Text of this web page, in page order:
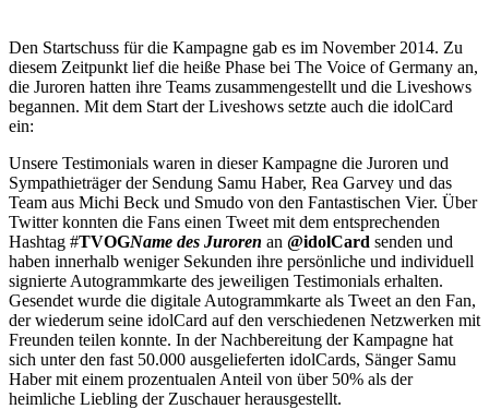
Den Startschuss für die Kampagne gab es im November 2014. Zu
diesem Zeitpunkt lief die heiße Phase bei The Voice of Germany an,
die Juroren hatten ihre Teams zusammengestellt und die Liveshows
begannen. Mit dem Start der Liveshows setzte auch die idolCard
ein:
Unsere Testimonials waren in dieser Kampagne die Juroren und
Sympathieträger der Sendung Samu Haber, Rea Garvey und das
Team aus Michi Beck und Smudo von den Fantastischen Vier. Über
Twitter konnten die Fans einen Tweet mit dem entsprechenden
Hashtag #TVOGName des Juroren an @idolCard senden und
haben innerhalb weniger Sekunden ihre persönliche und individuell
signierte Autogrammkarte des jeweiligen Testimonials erhalten.
Gesendet wurde die digitale Autogrammkarte als Tweet an den Fan,
der wiederum seine idolCard auf den verschiedenen Netzwerken mit
Freunden teilen konnte. In der Nachbereitung der Kampagne hat
sich unter den fast 50.000 ausgelieferten idolCards, Sänger Samu
Haber mit einem prozentualen Anteil von über 50% als der
heimliche Liebling der Zuschauer herausgestellt.